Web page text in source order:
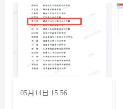
05月14日 15:56